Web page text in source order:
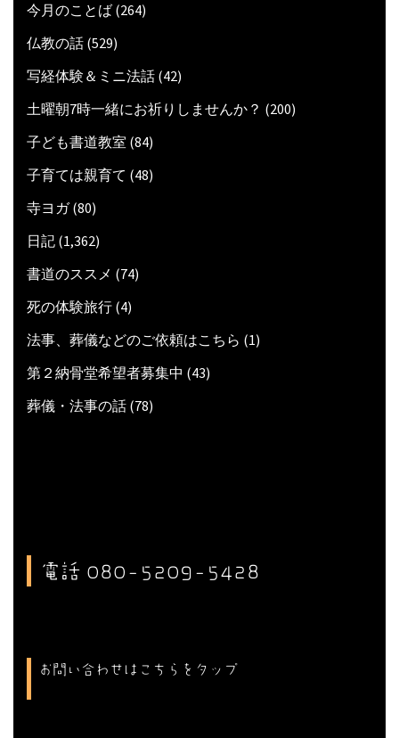
今月のことば (264)
仏教の話 (529)
写経体験＆ミニ法話 (42)
土曜朝7時一緒にお祈りしませんか？ (200)
子ども書道教室 (84)
子育ては親育て (48)
寺ヨガ(80)
日記 (1,362)
書道のススメ (74)
死の体験旅行 (4)
法事、葬儀などのご依頼はこちら (1)
第２納骨堂希望者募集中 (43)
葬儀・法事の話 (78)
電話 080-5209-5428
お問い合わせはこちらをタップ